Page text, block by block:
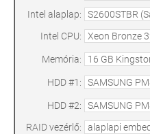
Intel alaplap:
Intel CPU:
Memória:
HDD #1:
HDD #2:
RAID vezérlő: